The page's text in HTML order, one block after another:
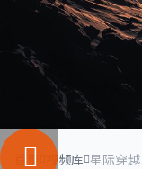
视频库 星际穿